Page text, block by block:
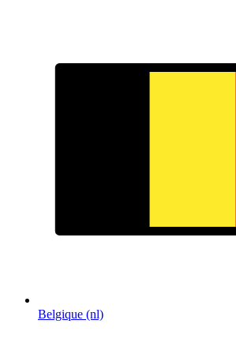
Belgique (nl)